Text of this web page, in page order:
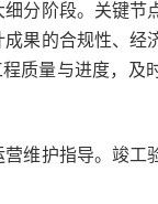
阶段。关键节
果的合规性、经
质量与进度，及
护指导。竣工